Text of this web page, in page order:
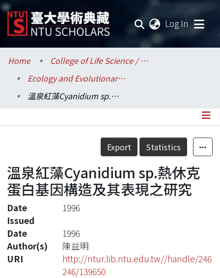
Log In
Communities & Collections
Research Outputs
Statistics
Home
College of Life Science / 生命科學院
Ecology and Evolutionary Biology / 生態學與演化生物學研究所
溫泉紅藻Cyanidium sp.熱休克蛋白基因構造及其表現之研究
Details
Export Statistics
溫泉紅藻Cyanidium sp.熱休克
蛋白基因構造及其表現之研究
Date
Issued
1996
Date
1996
Author(s)
陳益明
URI
http://ntur.lib.ntu.edu.tw//handle/246
246/139650